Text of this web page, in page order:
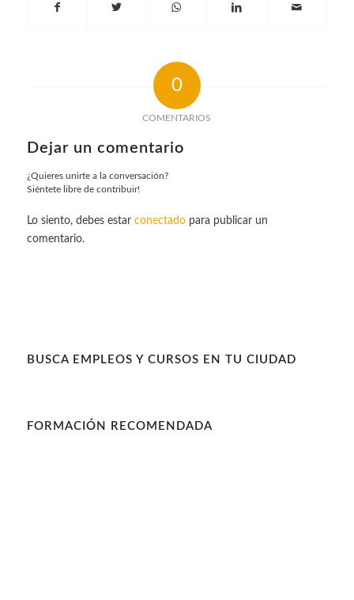
0
COMENTARIOS
Dejar un comentario
¿Quieres unirte a la conversación?
Siéntete libre de contribuir!
Lo siento, debes estar conectadopara publicar un
comentario.
BUSCA EMPLEOS Y CURSOS EN TU CIUDAD
FORMACIÓN RECOMENDADA